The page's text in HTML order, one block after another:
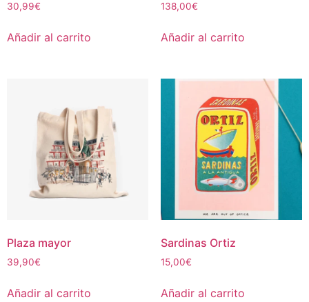
30,99€
Añadir al carrito
138,00€
Añadir al carrito
Plaza mayor
39,90€
Añadir al carrito
Sardinas Ortiz
15,00€
Añadir al carrito